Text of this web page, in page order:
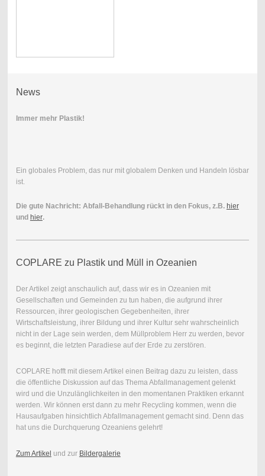
News
Immer mehr Plastik!
Ein globales Problem, das nur mit globalem Denken und Handeln lösbar
ist.
Die gute Nachricht: Abfall-Behandlung rückt in den Fokus, z.B. hier
und hier.
COPLARE zu Plastik und Müll in Ozeanien
Der Artikel zeigt anschaulich auf, dass wir es in Ozeanien mit
Gesellschaften und Gemeinden zu tun haben, die aufgrund ihrer
Ressourcen, ihrer geologischen Gegebenheiten, ihrer
Wirtschaftsleistung, ihrer Bildung und ihrer Kultur sehr wahrscheinlich
nicht in der Lage sein werden, dem Müllproblem Herr zu werden, bevor
es beginnt, die letzten Paradiese auf der Erde zu zerstören.
COPLARE hofft mit diesem Artikel einen Beitrag dazu zu leisten, dass
die öffentliche Diskussion auf das Thema Abfallmanagement gelenkt
wird und die Unzulänglichkeiten in den momentanen Praktiken erkannt
werden. Wir können erst dann zu mehr Recycling kommen, wenn die
Hausaufgaben hinsichtlich Abfallmanagement gemacht sind. Denn das
hat uns die Durchquerung Ozeaniens gelehrt!
Zum Artikel und zur Bildergalerie